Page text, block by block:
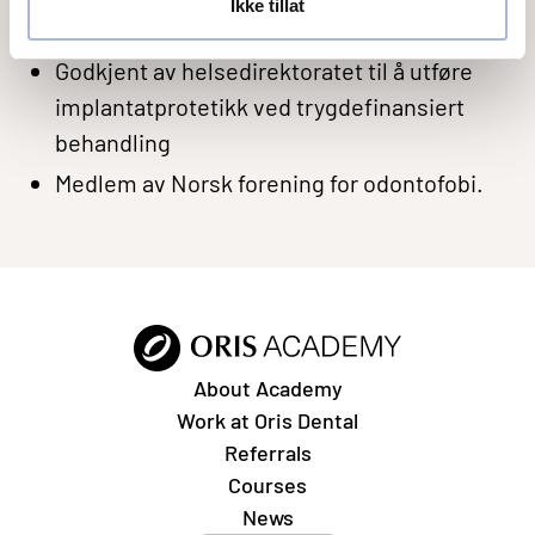
Ikke tillat
Godkjent av helsedirektoratet til å utføre
implantatprotetikk ved trygdefinansiert
behandling
Medlem av Norsk forening for odontofobi.
About Academy
Work at Oris Dental
Referrals
Courses
News